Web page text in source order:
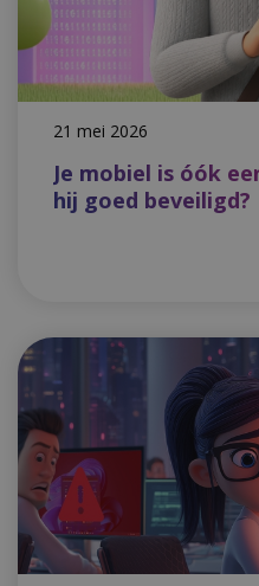
21 mei 2026
Je mobiel is óók
hij goed beveiligd?